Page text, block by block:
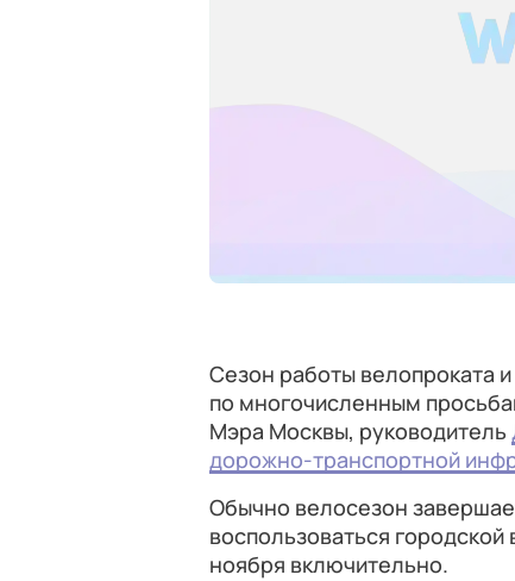
Сезон работы велопроката
по многочисленным
Мэра Москвы, руководитель
дорожно-транспортной
Обычно велосезон
воспользоваться
ноября включительно.